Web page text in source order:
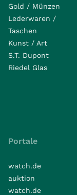
Gold / Münzen
Lederwaren /
Taschen
Kunst / Art
S.T. Dupont
Riedel Glas
Portale
watch.de
auktion
watch.de